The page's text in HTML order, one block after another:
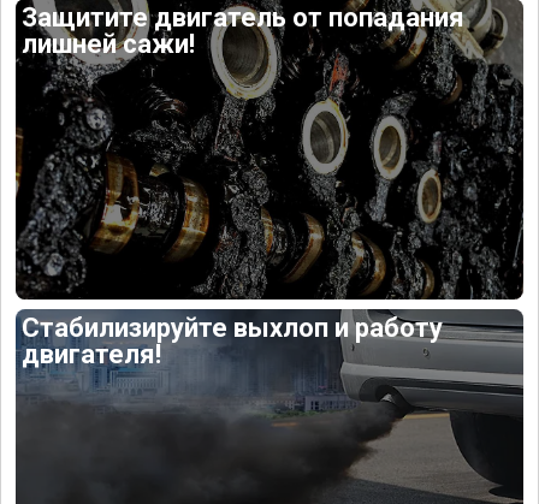
Защитите двигатель от попадания
лишней сажи!
Стабилизируйте выхлоп и работу
двигателя!